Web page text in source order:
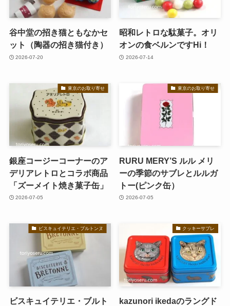
谷中堂の招き猫ともなかセ
ット（陶器の招き猫付き）
2026-07-20
昭和レトロな駄菓子。オリ
オンの食ベルンですHi！
2026-07-14
東京のお取り寄せ
銀座コージーコーナーのア
デリアレトロとコラボ商品
「ズーメイト焼き菓子缶」
2026-07-05
東京のお取り寄せ
RURU MERY’S ルル メリ
ーの季節のサブレとルルガ
トー(ピンク缶）
2026-07-05
ビスキュイテリエ・ブルトンヌ
ビスキュイテリエ・ブルト
クッキーサブレ
kazunori ikedaのラングド